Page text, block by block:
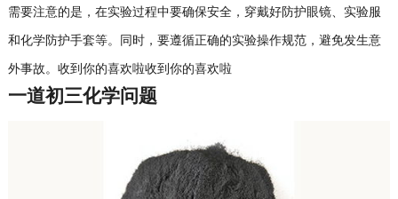
需要注意的是，在实验过程中要确保安全，穿戴好防护眼镜、实验服
和化学防护手套等。同时，要遵循正确的实验操作规范，避免发生意
外事故。收到你的喜欢啦收到你的喜欢啦
一道初三化学问题